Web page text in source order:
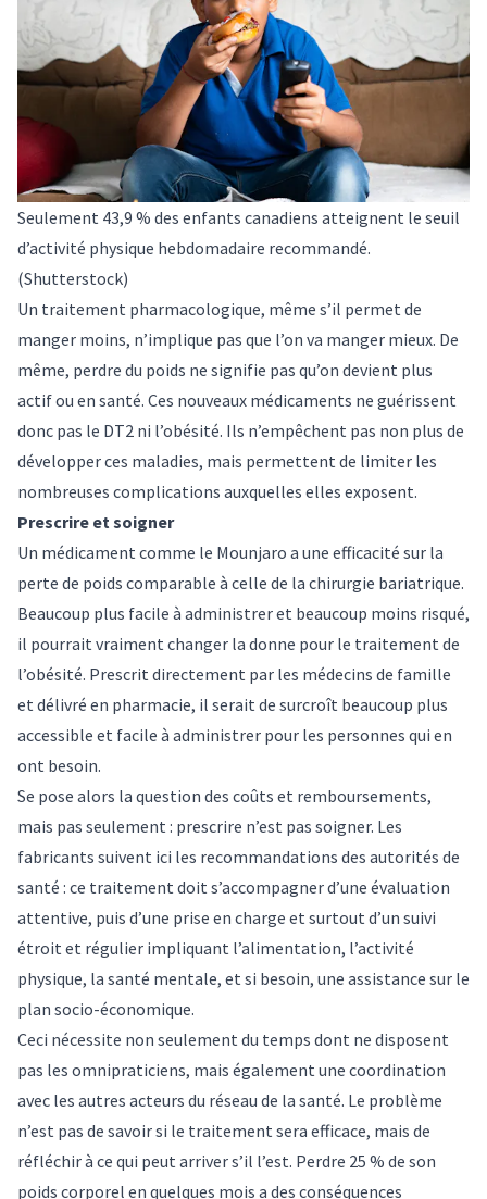
Seulement 43,9 % des enfants canadiens atteignent le seuil
d’activité physique hebdomadaire recommandé.
(Shutterstock)
Un traitement pharmacologique, même s’il permet de
manger moins, n’implique pas que l’on va manger mieux. De
même, perdre du poids ne signifie pas qu’on devient plus
actif ou en santé. Ces nouveaux médicaments ne guérissent
donc pas le DT2 ni l’obésité. Ils n’empêchent pas non plus de
développer ces maladies, mais permettent de limiter les
nombreuses complications auxquelles elles exposent.
Prescrire et soigner
Un médicament comme le Mounjaro a une efficacité sur la
perte de poids comparable à celle de la chirurgie bariatrique.
Beaucoup plus facile à administrer et beaucoup moins risqué,
il pourrait vraiment changer la donne pour le traitement de
l’obésité. Prescrit directement par les médecins de famille
et délivré en pharmacie, il serait de surcroît beaucoup plus
accessible et facile à administrer pour les personnes qui en
ont besoin.
Se pose alors la question des coûts et remboursements,
mais pas seulement : prescrire n’est pas soigner. Les
fabricants suivent ici les recommandations des autorités de
santé : ce traitement doit s’accompagner d’une évaluation
attentive, puis d’une prise en charge et surtout d’un suivi
étroit et régulier impliquant l’alimentation, l’activité
physique, la santé mentale, et si besoin, une assistance sur le
plan socio-économique.
Ceci nécessite non seulement du temps dont ne disposent
pas les omnipraticiens, mais également une coordination
avec les autres acteurs du réseau de la santé. Le problème
n’est pas de savoir si le traitement sera efficace, mais de
réfléchir à ce qui peut arriver s’il l’est. Perdre 25 % de son
poids corporel en quelques mois a des conséquences